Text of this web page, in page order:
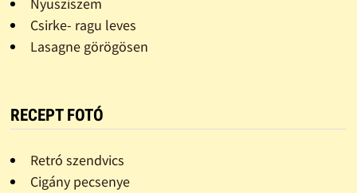
Csirke- ragu leves
Lasagne görögösen
RECEPT FOTÓ
Retró szendvics
Cigány pecsenye